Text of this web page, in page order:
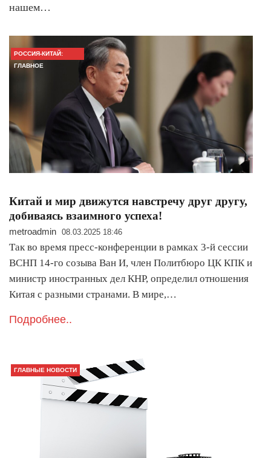
нашем…
РОССИЯ-КИТАЙ:
ГЛАВНОЕ
Китай и мир движутся навстречу друг другу,
добиваясь взаимного успеха!
metroadmin 08.03.2025 18:46
Так во время пресс-конференции в рамках 3-й сессии
ВСНП 14-го созыва Ван И, член Политбюро ЦК КПК и
министр иностранных дел КНР, определил отношения
Китая с разными странами. В мире,…
Подробнее..
ГЛАВНЫЕ НОВОСТИ